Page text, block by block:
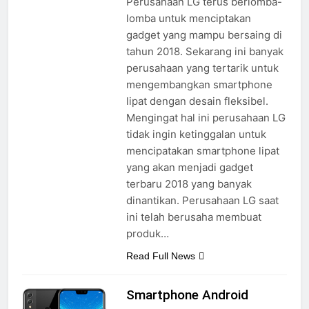
lomba untuk menciptakan
gadget yang mampu bersaing di
tahun 2018. Sekarang ini banyak
perusahaan yang tertarik untuk
mengembangkan smartphone
lipat dengan desain fleksibel.
Mengingat hal ini perusahaan LG
tidak ingin ketinggalan untuk
mencipatakan smartphone lipat
yang akan menjadi gadget
terbaru 2018 yang banyak
dinantikan. Perusahaan LG saat
ini telah berusaha membuat
produk…
Read Full News
Smartphone Android